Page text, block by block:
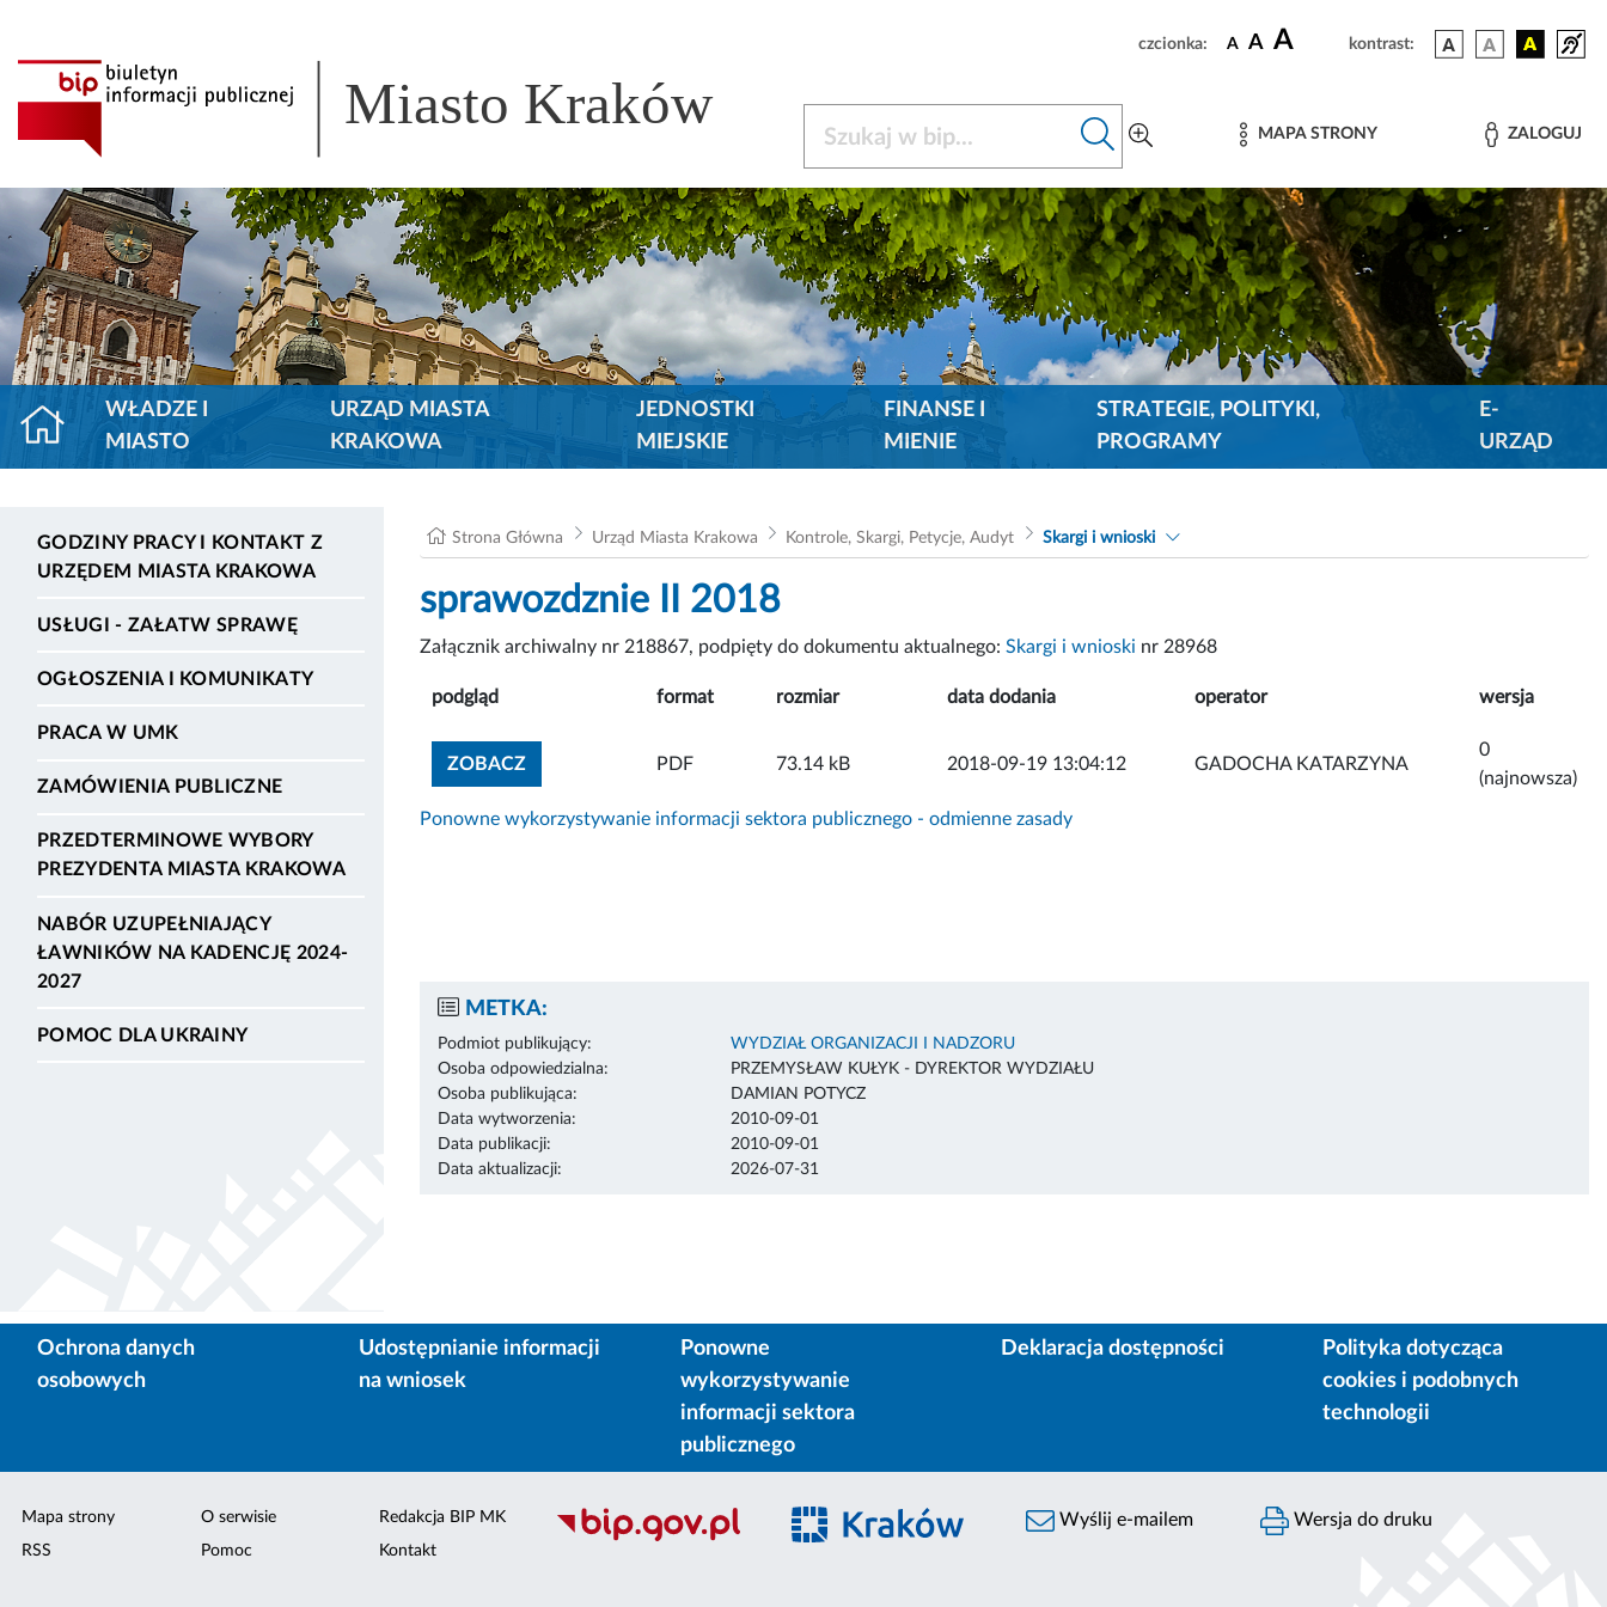
czcionka: A A A kontrast:
Miasto Kraków MAPA STRONY ZALOGUJ
WŁADZE I
MIASTO
URZĄD MIASTA
KRAKOWA
JEDNOSTKI
MIEJSKIE
FINANSE I
MIENIE
STRATEGIE, POLITYKI,
PROGRAMY
E-
URZĄD
GODZINY PRACY I KONTAKT Z
URZĘDEM MIASTA KRAKOWA
USŁUGI - ZAŁATW SPRAWĘ
OGŁOSZENIA I KOMUNIKATY
PRACA W UMK
ZAMÓWIENIA PUBLICZNE
PRZEDTERMINOWE WYBORY
PREZYDENTA MIASTA KRAKOWA
NABÓR UZUPEŁNIAJĄCY
ŁAWNIKÓW NA KADENCJĘ 2024-
2027
POMOC DLA UKRAINY
Strona Główna Urząd Miasta Krakowa Kontrole, Skargi, Petycje, Audyt Skargi i wnioski
sprawozdznie II 2018
Załącznik archiwalny nr 218867, podpięty do dokumentu aktualnego: Skargi i wnioski nr 28968
podgląd format rozmiar data dodania operator wersja
ZOBACZZOBACZ ZAŁĄCZNIK
PDF 73.14 kB 2018-09-19 13:04:12 GADOCHA KATARZYNA
0
(najnowsza)
Ponowne wykorzystywanie informacji sektora publicznego - odmienne zasady
METKA:
Podmiot publikujący:
WYDZIAŁ ORGANIZACJI I NADZORU
Osoba odpowiedzialna:
PRZEMYSŁAW KUŁYK - DYREKTOR WYDZIAŁU
Osoba publikująca:
DAMIAN POTYCZ
Data wytworzenia:
2010-09-01
Data publikacji:
2010-09-01
Data aktualizacji:
2026-07-31
Ochrona danych
osobowych
Udostępnianie informacji
na wniosek
Ponowne
wykorzystywanie
informacji sektora
publicznego
Deklaracja dostępności
Polityka dotycząca
cookies i podobnych
technologii
Mapa strony
RSS
O serwisie
Pomoc
Redakcja BIP MK
Kontakt
Wyślij e-mailem Wersja do druku